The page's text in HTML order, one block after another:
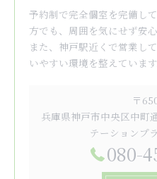
予約制で完全個室を完備し
方でも、周囲を気にせず安
また、神戸駅近くで営業し
いやすい環境を整えています
〒
兵庫県神戸市中央区中町
テーションプ
080-